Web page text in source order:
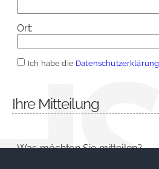
Ort:
Ich habe die Datenschutzerklärung
Ihre Mitteilung
Was möchten Sie mitteilen?